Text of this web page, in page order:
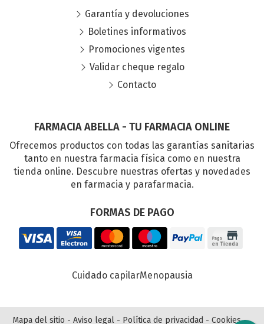
FARMACIA ABELLA - TU FARMACIA ONLINE
Ofrecemos productos con todas las garantías sanitarias
tanto en nuestra farmacia física como en nuestra
tienda online. Descubre nuestras ofertas y novedades
en farmacia y parafarmacia.
FORMAS DE PAGO
Garantía y devoluciones
Boletines informativos
Promociones vigentes
Validar cheque regalo
Contacto
Cuidado capilarMenopausia
Mapa del sitio - Aviso legal - Política de privacidad - Cookies-